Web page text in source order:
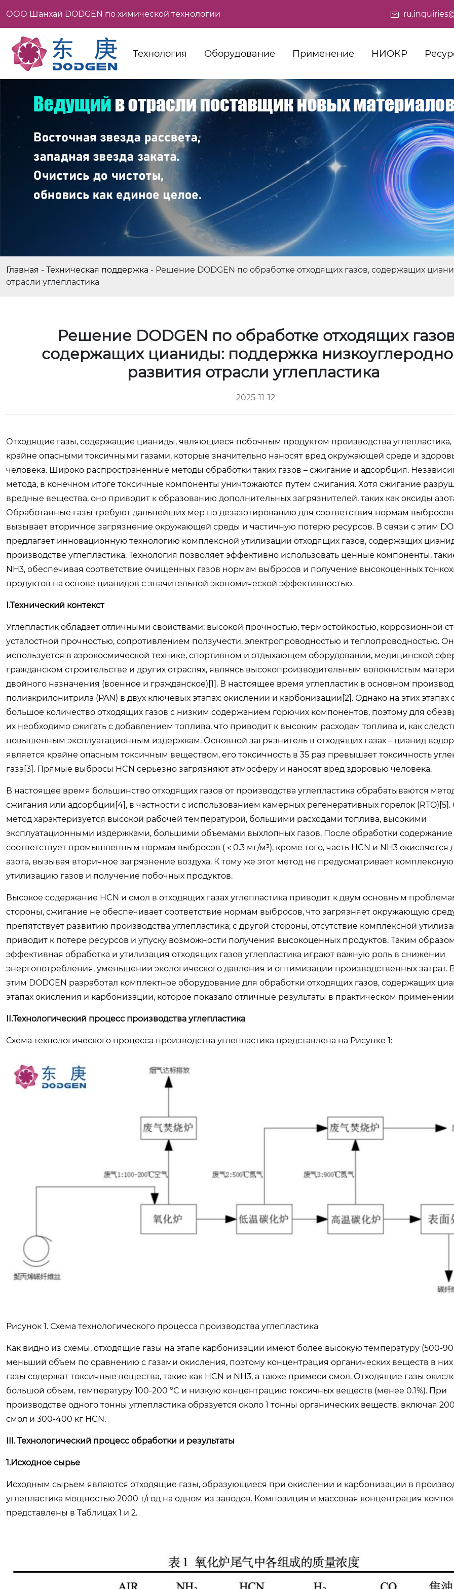
ООО Шанхай DODGEN по химической технологии
Технология Оборудование Применение НИОКР
Главная - Техническая поддержка - Решение DODGEN по обработке отходящих газов, содержащих
отрасли углепластика
Решение DODGEN по обработке отходящих
содержащих цианиды: поддержка
развития отрасли углепластика
2025-11-12
Отходящие газы, содержащие цианиды, являющиеся побочным продуктом производства углепластика,
крайне опасными токсичными газами, которые значительно наносят вред окружающей среде и
человека. Широко распространенные методы обработки таких газов – сжигание и адсорбция.
метода, в конечном итоге токсичные компоненты уничтожаются путем сжигания. Хотя сжигание
вредные вещества, оно приводит к образованию дополнительных загрязнителей, таких как оксиды
Обработанные газы требуют дальнейших мер по дезазотированию для соответствия нормам
вызывает вторичное загрязнение окружающей среды и частичную потерю ресурсов. В связи с этим
предлагает инновационную технологию комплексной утилизации отходящих газов, содержащих
производстве углепластика. Технология позволяет эффективно использовать ценные компоненты,
NH3, обеспечивая соответствие очищенных газов нормам выбросов и получение высокоценных
продуктов на основе цианидов с значительной экономической эффективностью.
I.Технический контекст
Углепластик обладает отличными свойствами: высокой прочностью, термостойкостью, коррозионной
усталостной прочностью, сопротивлением ползучести, электропроводностью и теплопроводностью.
используется в аэрокосмической технике, спортивном и отдыхающем оборудовании, медицинской
гражданском строительстве и других отраслях, являясь высокопроизводительным волокнистым
двойного назначения (военное и гражданское)[1]. В настоящее время углепластик в основном
полиакрилонитрила (PAN) в двух ключевых этапах: окислении и карбонизации[2]. Однако на этих этапах
большое количество отходящих газов с низким содержанием горючих компонентов, поэтому для
их необходимо сжигать с добавлением топлива, что приводит к высоким расходам топлива и, как
повышенным эксплуатационным издержкам. Основной загрязнитель в отходящих газах – цианид
является крайне опасным токсичным веществом, его токсичность в 35 раз превышает токсичность
газа[3]. Прямые выбросы HCN серьезно загрязняют атмосферу и наносят вред здоровью человека.
В настоящее время большинство отходящих газов от производства углепластика обрабатываются
сжигания или адсорбции[4], в частности с использованием камерных регенеративных горелок (RTO)[5].
метод характеризуется высокой рабочей температурой, большими расходами топлива, высокими
эксплуатационными издержками, большими объемами выхлопных газов. После обработки содержание
соответствует промышленным нормам выбросов (＜0.3 мг/м³), кроме того, часть HCN и NH3 окисляется
азота, вызывая вторичное загрязнение воздуха. К тому же этот метод не предусматривает комплексную
утилизацию газов и получение побочных продуктов.
Высокое содержание HCN и смол в отходящих газах углепластика приводит к двум основным
стороны, сжигание не обеспечивает соответствие нормам выбросов, что загрязняет окружающую
препятствует развитию производства углепластика; с другой стороны, отсутствие комплексной
приводит к потере ресурсов и упуску возможности получения высокоценных продуктов. Таким
эффективная обработка и утилизация отходящих газов углепластика играют важную роль в снижении
энергопотребления, уменьшении экологического давления и оптимизации производственных затрат.
этим DODGEN разработал комплектное оборудование для обработки отходящих газов, содержащих
этапах окисления и карбонизации, которое показало отличные результаты в практическом
II.Технологический процесс производства углепластика
Схема технологического процесса производства углепластика представлена на Рисунке 1:
Рисунок 1. Схема технологического процесса производства углепластика
Как видно из схемы, отходящие газы на этапе карбонизации имеют более высокую температуру (500-
меньший объем по сравнению с газами окисления, поэтому концентрация органических веществ в
газы содержат токсичные вещества, такие как HCN и NH3, а также примеси смол. Отходящие газы
большой объем, температуру 100-200 °C и низкую концентрацию токсичных веществ (менее 0.1%). При
производстве одного тонны углепластика образуется около 1 тонны органических веществ, включая
смол и 300-400 кг HCN.
III. Технологический процесс обработки и результаты
1.Исходное сырье
Исходным сырьем являются отходящие газы, образующиеся при окислении и карбонизации в
углепластика мощностью 2000 т/год на одном из заводов. Композиция и массовая концентрация
представлены в Таблицах 1 и 2.